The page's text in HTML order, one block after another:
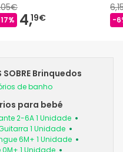
4,19€ -
SOBRE Brinquedos
de banho
para bebé
2-6A 1 Unidade
1 Unidade
6M+ 1 Unidade
1 Unidade